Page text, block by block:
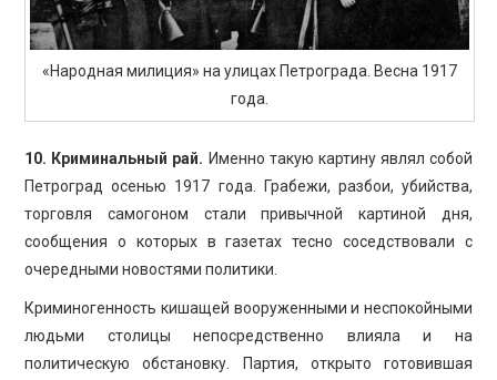
«Народная милиция» на улицах Петрограда. Весна 1917
года.
10. Криминальный рай. Именно такую картину являл собой
Петроград осенью 1917 года. Грабежи, разбои, убийства,
торговля самогоном стали привычной картиной дня,
сообщения о которых в газетах тесно соседствовали с
очередными новостями политики.
Криминогенность кишащей вооруженными и неспокойными
людьми столицы непосредственно влияла и на
политическую обстановку. Партия, открыто готовившая